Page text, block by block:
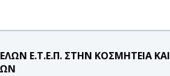
Ε.Τ.Ε.Π. ΣΤΗΝ ΚΟΣΜΗΤΕΙΑ ΚΑΙ